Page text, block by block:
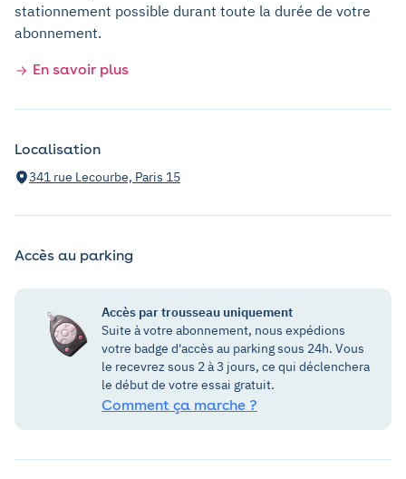
stationnement possible durant toute la durée de votre
abonnement.
En savoir plus
Localisation
341 rue Lecourbe, Paris 15
Accès au parking
Accès par trousseau uniquement
Suite à votre abonnement, nous expédions
votre badge d'accès au parking sous 24h. Vous
le recevrez sous 2 à 3 jours, ce qui déclenchera
le début de votre essai gratuit.
Comment ça marche ?